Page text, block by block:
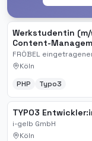
Werkstudentin
Content-
FRÖBEL
Köln
PHP Typo3
TYPO3
i-gelb GmbH
Köln